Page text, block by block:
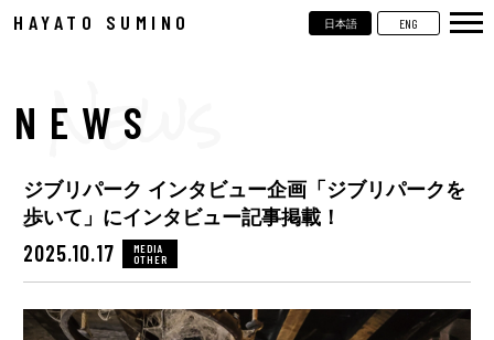
HAYATO SUMINO 日本語 ENG
VIDEOS
NEWS
ジブリパーク インタビュー企画「ジブリパークを
歩いて」にインタビュー記事掲載！
2025.10.17
MEDIA
OTHER